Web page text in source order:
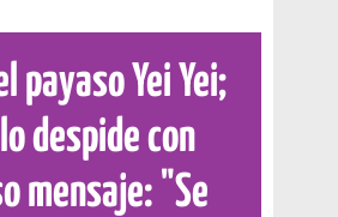
payaso Yei Yei;
despide con
mensaje: "Se